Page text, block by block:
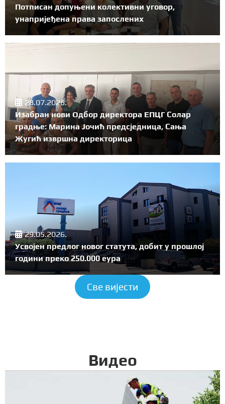
Потписан допуњени колективни уговор,
унапријеђена права запослених
28.07.2026.
Изабран нови Одбор директора ЕПЦГ Солар
градње: Марина Јочић предсједница, Сања
Жугић извршна директорица
29.05.2026.
Усвојен предлог новог статута, добит у прошлој
години преко 250.000 еура
Све вијести
Видео